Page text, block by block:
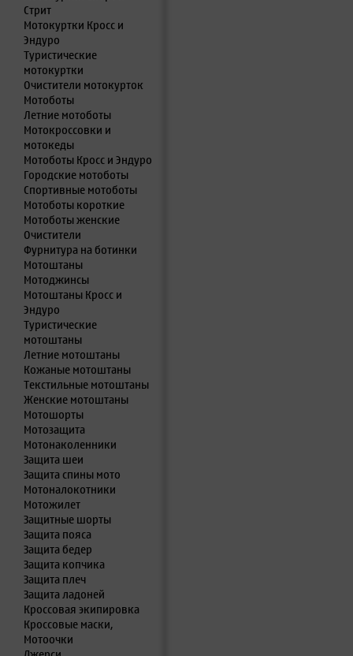
Стрит
Мотокуртки Кросс и
Эндуро
Туристические
мотокуртки
Очистители мотокурток
Мотоботы
Летние мотоботы
Мотокроссовки и
мотокеды
Мотоботы Кросс и Эндуро
Городские мотоботы
Спортивные мотоботы
Мотоботы короткие
Мотоботы женские
Очистители
Фурнитура на ботинки
Мотоштаны
Мотоджинсы
Мотоштаны Кросс и
Эндуро
Туристические
мотоштаны
Летние мотоштаны
Кожаные мотоштаны
Текстильные мотоштаны
Женские мотоштаны
Мотошорты
Мотозащита
Мотонаколенники
Защита шеи
Защита спины мото
Мотоналокотники
Мотожилет
Защитные шорты
Защита пояса
Защита бедер
Защита копчика
Защита плеч
Защита ладоней
Кроссовая экипировка
Кроссовые маски,
Мотоочки